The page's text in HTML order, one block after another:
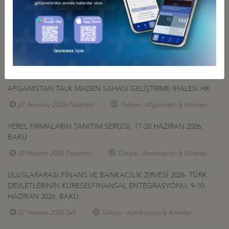
Diğer Duyurular
GÜRCİSTAN YATIRIM PROJELERİ HK.
27 Temmuz 2026 Pazartesi Türkiye - Gürcistan İş Konseyi
AFGANİSTAN TALK MADEN SAHASI GELİŞTİRME İHALESİ HK
27 Temmuz 2026 Pazartesi Türkiye - Afganistan İş Konseyi
YEREL FİRMALARIN TANITIM SERGİSİ, 17-20 HAZİRAN 2026,
BAKÜ
08 Haziran 2026 Pazartesi Türkiye - Azerbaycan İş Konseyi
ULUSLARARASI FİNANS VE BANKACILIK ZİRVESİ 2026: TÜRK
DEVLETLERİNİN KÜRESELFİNANSAL ENTEGRASYONU, 9-10
HAZİRAN 2026, BAKÜ
02 Haziran 2026 Salı Türkiye - Azerbaycan İş Konseyi